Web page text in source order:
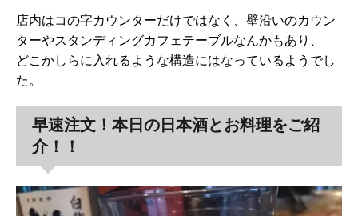
店内はコの字カウンターだけではなく、壁沿いのカウン
ターやスタンディングカフェテーブルなんかもあり、
どこかしらに入れるような構造にはなっているようでし
た。
早速注文！本日の日本酒とお料理をご紹
介！！